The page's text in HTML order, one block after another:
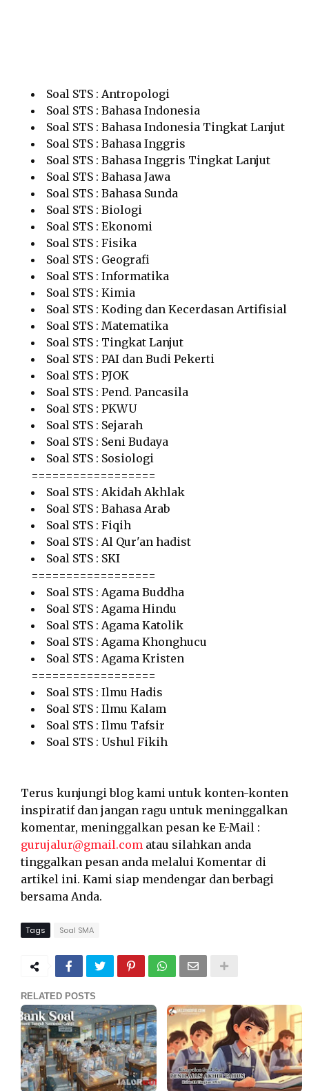
Soal STS : Antropologi
Soal STS : Bahasa Indonesia
Soal STS : Bahasa Indonesia Tingkat Lanjut
Soal STS : Bahasa Inggris
Soal STS : Bahasa Inggris Tingkat Lanjut
Soal STS : Bahasa Jawa
Soal STS : Bahasa Sunda
Soal STS : Biologi
Soal STS : Ekonomi
Soal STS : Fisika
Soal STS : Geografi
Soal STS : Informatika
Soal STS : Kimia
Soal STS : Koding dan Kecerdasan Artifisial
Soal STS : Matematika
Soal STS : Tingkat Lanjut
Soal STS : PAI dan Budi Pekerti
Soal STS : PJOK
Soal STS : Pend. Pancasila
Soal STS : PKWU
Soal STS : Sejarah
Soal STS : Seni Budaya
Soal STS : Sosiologi
==================
Soal STS : Akidah Akhlak
Soal STS : Bahasa Arab
Soal STS : Fiqih
Soal STS : Al Qur'an hadist
Soal STS : SKI
==================
Soal STS : Agama Buddha
Soal STS : Agama Hindu
Soal STS : Agama Katolik
Soal STS : Agama Khonghucu
Soal STS : Agama Kristen
==================
Soal STS : Ilmu Hadis
Soal STS : Ilmu Kalam
Soal STS : Ilmu Tafsir
Soal STS : Ushul Fikih
Terus kunjungi blog kami untuk konten-konten
inspiratif dan jangan ragu untuk meninggalkan
komentar, meninggalkan pesan ke E-Mail :
gurujalur@gmail.com atau silahkan anda
tinggalkan pesan anda melalui Komentar di
artikel ini. Kami siap mendengar dan berbagi
bersama Anda.
Tags Soal SMA
RELATED POSTS